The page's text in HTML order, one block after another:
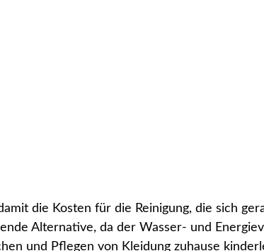
die Kosten für die Reinigung, die sich
Alternative, da der Wasser- und
und Pflegen von Kleidung zuhause